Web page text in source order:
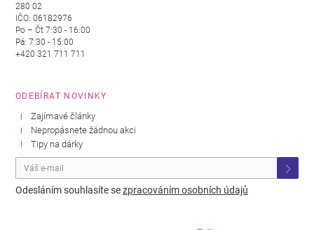
280 02
IČO: 06182976
Po – Čt 7:30 - 16:00
Pá: 7:30 - 15:00
+420 321 711 711
ODEBÍRAT NOVINKY
Zajímavé články
Nepropásnete žádnou akci
Tipy na dárky
Odesláním souhlasíte sezpracováním osobních údajů